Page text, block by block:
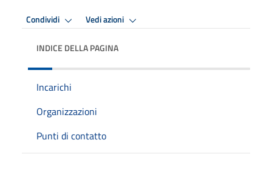
Condividi Vedi azioni
INDICE DELLA PAGINA
Incarichi
Organizzazioni
Punti di contatto